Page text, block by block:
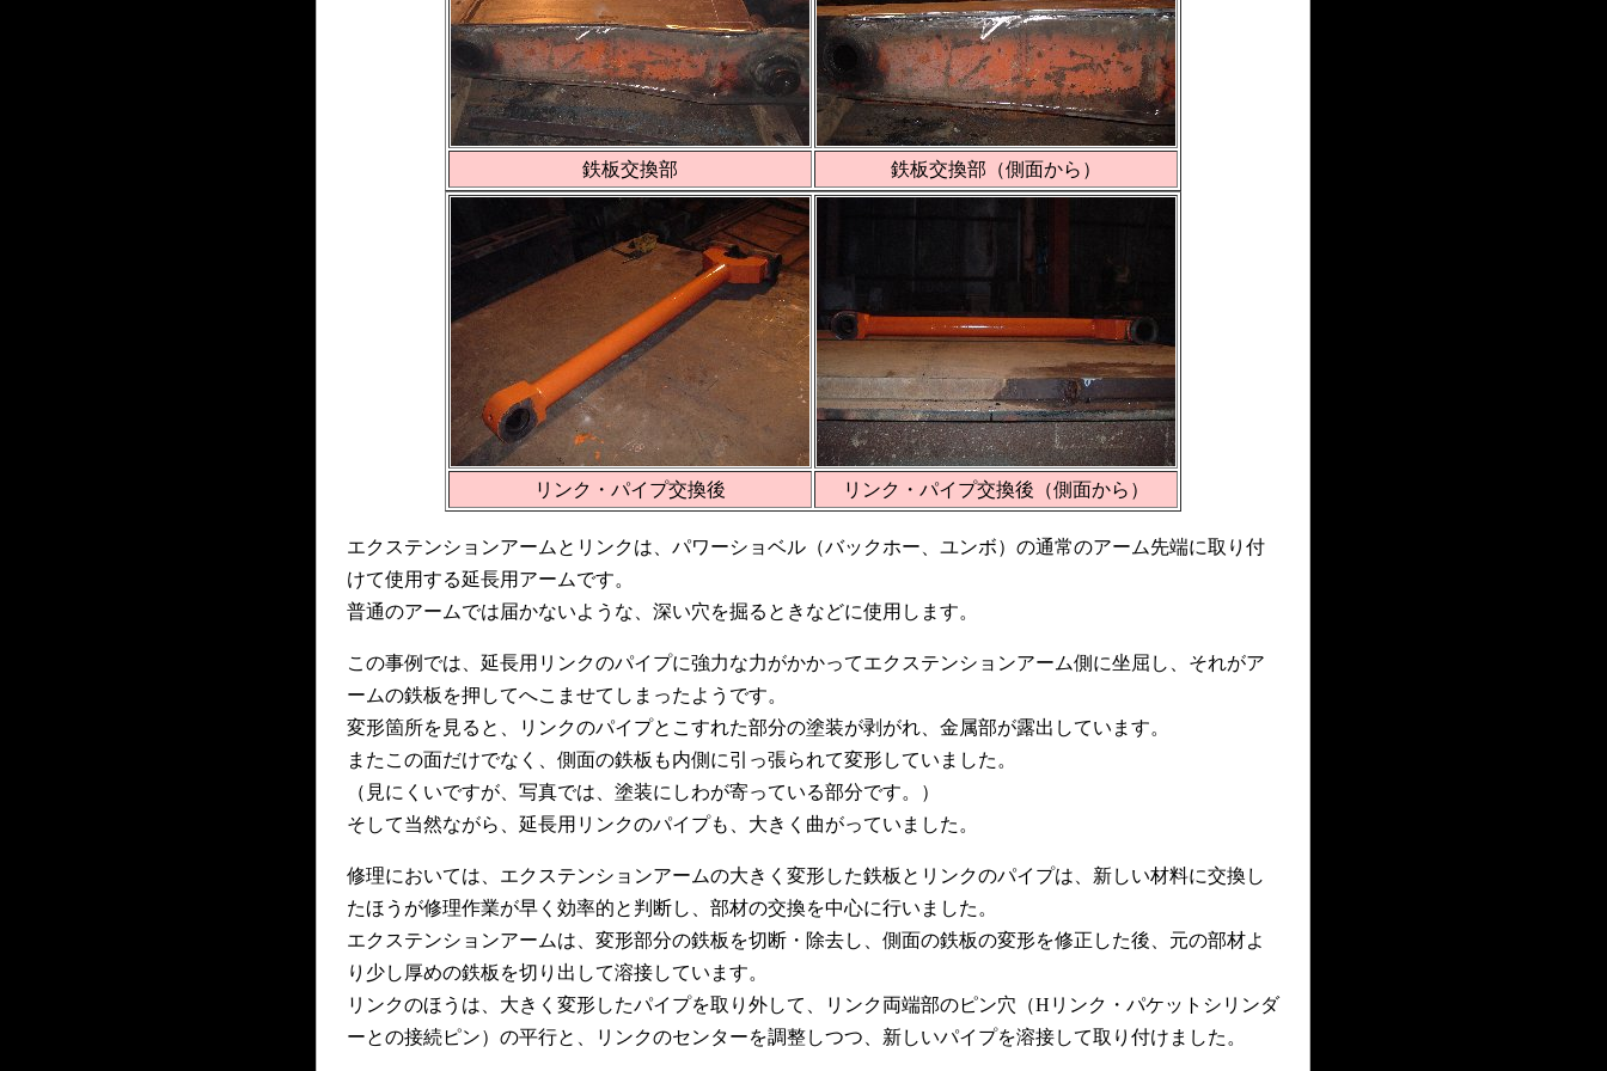
鉄板交換部 鉄板交換部（側面から）
リンク・パイプ交換後 リンク・パイプ交換後（側面から）
エクステンションアームとリンクは、パワーショベル（バックホー、ユンボ）の通常のアーム先端に取り付
けて使用する延長用アームです。
普通のアームでは届かないような、深い穴を掘るときなどに使用します。
この事例では、延長用リンクのパイプに強力な力がかかってエクステンションアーム側に坐屈し、それがア
ームの鉄板を押してへこませてしまったようです。
変形箇所を見ると、リンクのパイプとこすれた部分の塗装が剥がれ、金属部が露出しています。
またこの面だけでなく、側面の鉄板も内側に引っ張られて変形していました。
（見にくいですが、写真では、塗装にしわが寄っている部分です。）
そして当然ながら、延長用リンクのパイプも、大きく曲がっていました。
修理においては、エクステンションアームの大きく変形した鉄板とリンクのパイプは、新しい材料に交換し
たほうが修理作業が早く効率的と判断し、部材の交換を中心に行いました。
エクステンションアームは、変形部分の鉄板を切断・除去し、側面の鉄板の変形を修正した後、元の部材よ
り少し厚めの鉄板を切り出して溶接しています。
リンクのほうは、大きく変形したパイプを取り外して、リンク両端部のピン穴（Hリンク・パケットシリンダ
ーとの接続ピン）の平行と、リンクのセンターを調整しつつ、新しいパイプを溶接して取り付けました。